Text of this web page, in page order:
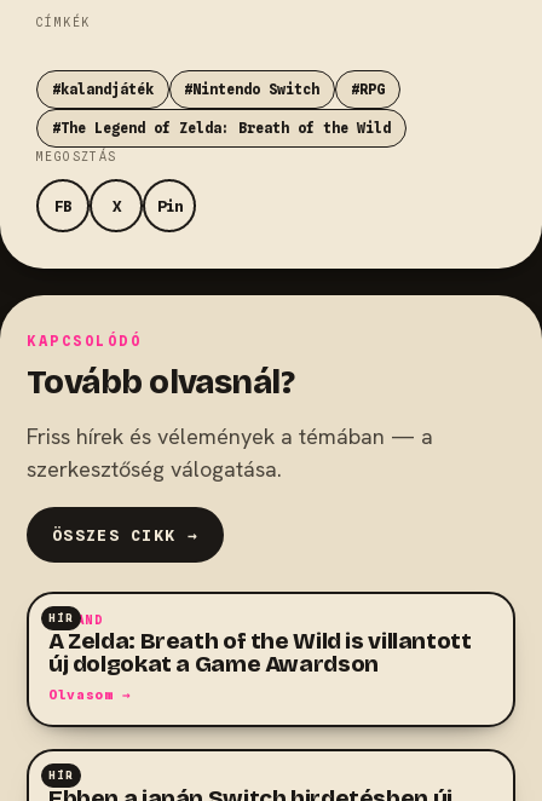
CÍMKÉK
#kalandjáték #Nintendo Switch #RPG
#The Legend of Zelda: Breath of the Wild
MEGOSZTÁS
FB X Pin
KAPCSOLÓDÓ
Tovább olvasnál?
Friss hírek és vélemények a témában — a
szerkesztőség válogatása.
ÖSSZES CIKK →
HÍR
KALAND
A Zelda: Breath of the Wild is villantott
új dolgokat a Game Awardson
Olvasom →
HÍR
RPG